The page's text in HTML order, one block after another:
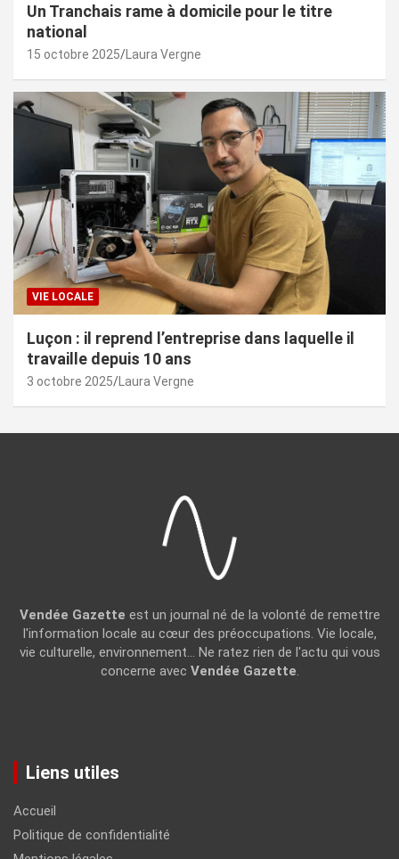
Un Tranchais rame à domicile pour le titre
national
15 octobre 2025 Laura Vergne
VIE LOCALE
Luçon : il reprend l’entreprise dans laquelle il
travaille depuis 10 ans
3 octobre 2025 Laura Vergne
Vendée Gazette est un journal né de la volonté de remettre
l'information locale au cœur des préoccupations. Vie locale,
vie culturelle, environnement... Ne ratez rien de l'actu qui vous
concerne avec Vendée Gazette.
Liens utiles
Accueil
Politique de confidentialité